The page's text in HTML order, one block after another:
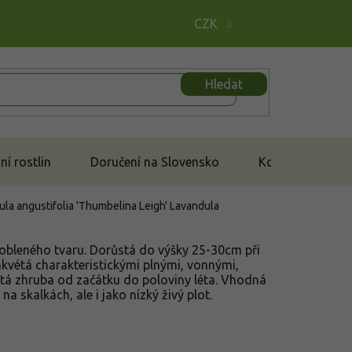
CZK
Hledat
rostlin Doručení na Slovensko Kontakt
angustifolia 'Thumbelina Leigh'Lavandula
tvaru. Dorůstá do výšky 25-30cm při
charakteristickými plnými, vonnými,
zhruba od začátku do poloviny léta. Vhodná
skalkách, ale i jako nízký živý plot.